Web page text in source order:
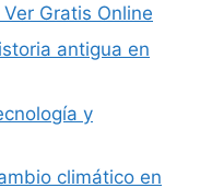
Gratis Online
antigua en
y
climático en